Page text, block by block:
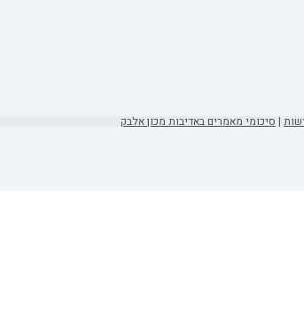
| סיכומי מאמרים באדיבות מכון אלבק